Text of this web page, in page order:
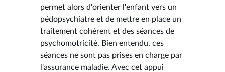
permet alors d'orienter l'enfant vers un
pédopsychiatre et de mettre en place un
traitement cohérent et des séances de
psychomotricité. Bien entendu, ces
séances ne sont pas prises en charge par
l'assurance maladie. Avec cet appui